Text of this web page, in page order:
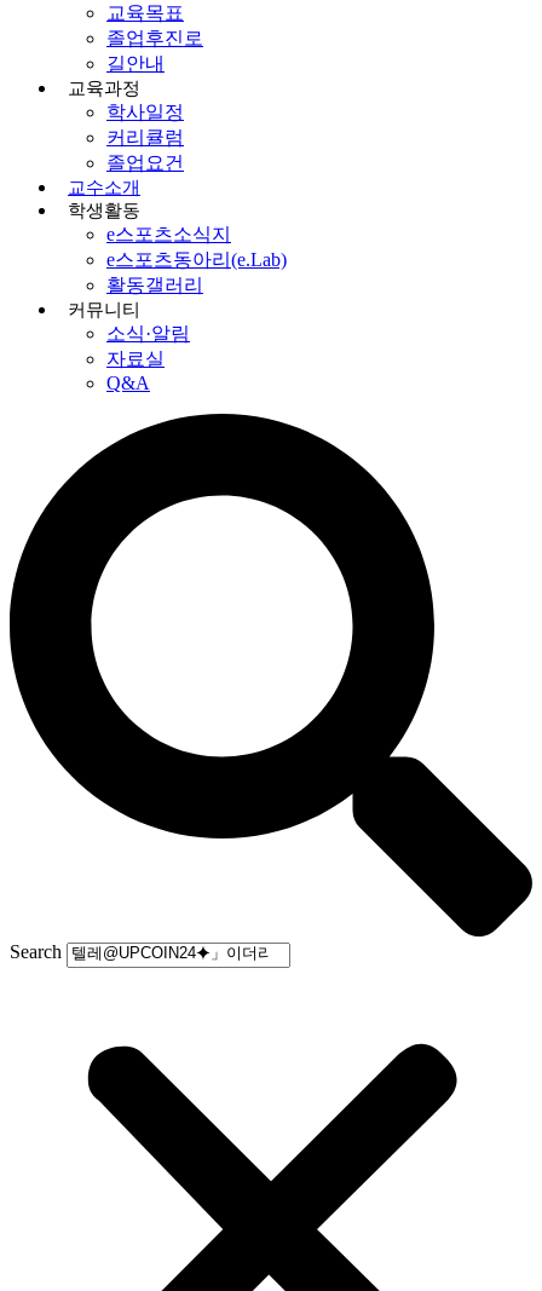
교육목표
졸업후진로
길안내
교육과정
학사일정
커리큘럼
졸업요건
교수소개
학생활동
e스포츠소식지
e스포츠동아리(e.Lab)
활동갤러리
커뮤니티
소식·알림
자료실
Q&A
Search